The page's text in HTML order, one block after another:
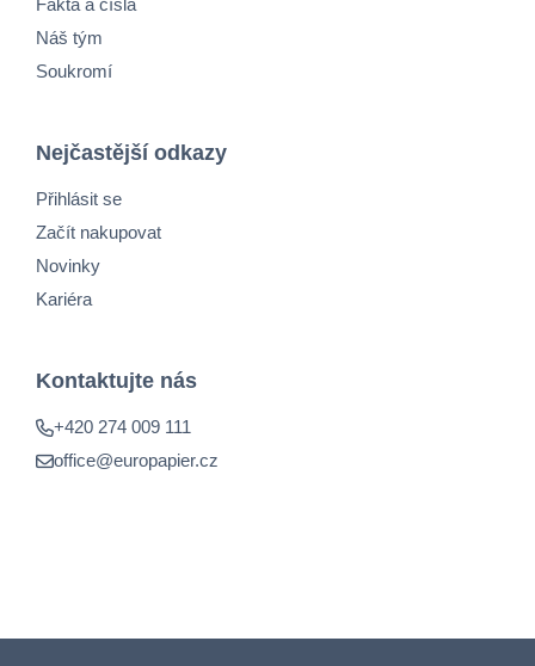
Fakta a čísla
Náš tým
Soukromí
Nejčastější odkazy
Přihlásit se
Začít nakupovat
Novinky
Kariéra
Kontaktujte nás
+420 274 009 111
office@europapier.cz